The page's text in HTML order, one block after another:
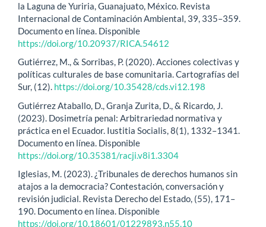
la Laguna de Yuriria, Guanajuato, México. Revista
Internacional de Contaminación Ambiental, 39, 335–359.
Documento en línea. Disponible
https://doi.org/10.20937/RICA.54612
Gutiérrez, M., & Sorribas, P. (2020). Acciones colectivas y
políticas culturales de base comunitaria. Cartografías del
Sur, (12). https://doi.org/10.35428/cds.vi12.198
Gutiérrez Ataballo, D., Granja Zurita, D., & Ricardo, J.
(2023). Dosimetría penal: Arbitrariedad normativa y
práctica en el Ecuador. Iustitia Socialis, 8(1), 1332–1341.
Documento en línea. Disponible
https://doi.org/10.35381/racji.v8i1.3304
Iglesias, M. (2023). ¿Tribunales de derechos humanos sin
atajos a la democracia? Contestación, conversación y
revisión judicial. Revista Derecho del Estado, (55), 171–
190. Documento en línea. Disponible
https://doi.org/10.18601/01229893.n55.10